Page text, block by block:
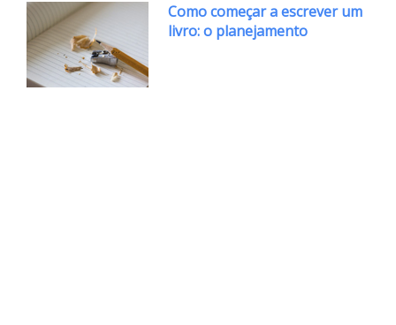
Como começar a escrever um
livro: o planejamento